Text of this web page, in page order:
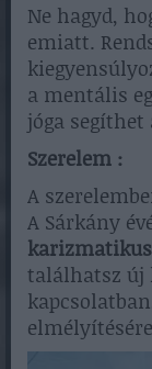
Ne hagyd,
emiatt.
a mentális
jóga segíthet
Szerelem :
A
A Sárkány
találhatsz új